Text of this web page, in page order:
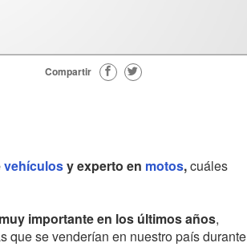
Compartir
vehículosy experto en motos,cuáles
importante en los últimos años,
que se venderían en nuestro país durante